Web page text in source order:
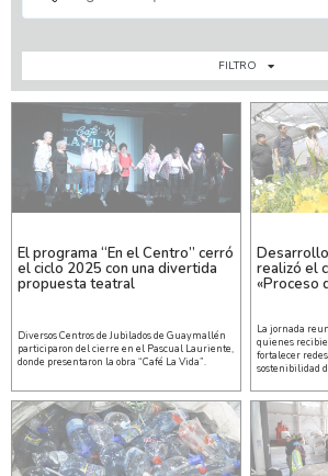
FILTRO
El programa “En el Centro” cerró
el ciclo 2025 con una divertida
propuesta teatral
Diversos Centros de Jubilados de Guaymallén
participaron del cierre en el Pascual Lauriente,
donde presentaron la obra “Café La Vida”.
realizó el
«Proceso
La jornada
quienes
fortalecer
sostenibilidad